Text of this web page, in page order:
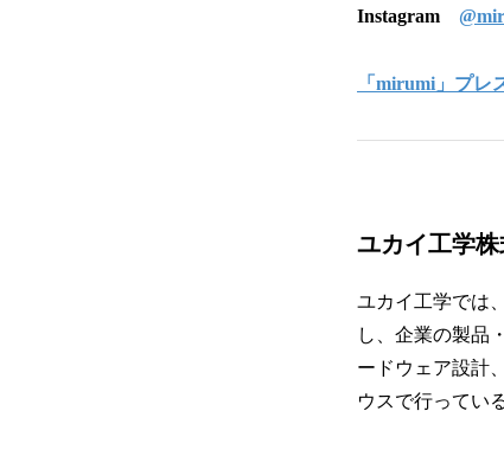
Instagram
「mirumi」プレ
ユカイ工学
ユカイ工学では
し、企業の製品
ードウェア設計
ウスで行ってい